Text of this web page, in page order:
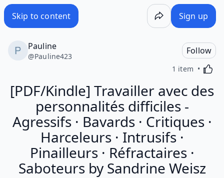
Skip to content Sign up
Pauline
@Pauline423
Follow
1 item
[PDF/Kindle] Travailler avec des
personnalités difficiles -
Agressifs · Bavards · Critiques ·
Harceleurs · Intrusifs ·
Pinailleurs · Réfractaires ·
Saboteurs by Sandrine Weisz